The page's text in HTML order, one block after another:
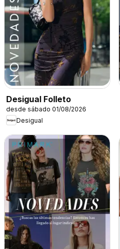
Desigual Folleto
desde sábado 01/08/2026
Desigual